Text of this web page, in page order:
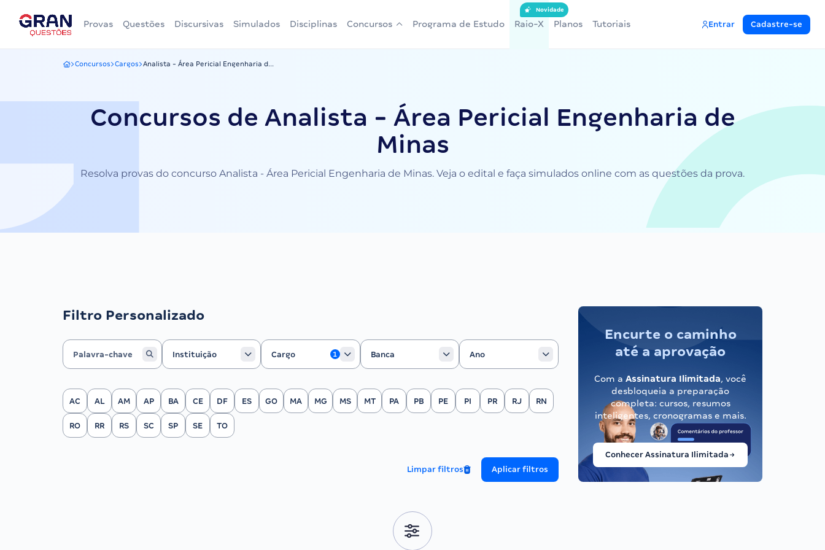
Provas Questões Discursivas Simulados Disciplinas Concursos Programa de Estudo Raio-X
Novidade
Planos Tutoriais Entrar Cadastre-se
Gran Questões
Concursos Cargos Analista - Área Pericial Engenharia d...
Concursos de Analista - Área Pericial Engenharia de
Minas
Resolva provas do concurso Analista - Área Pericial Engenharia de Minas. Veja o edital e faça simulados online com as questões da prova.
Filtro Personalizado
Instituição
Instituição
Cargo
Cargo
1
Banca
Banca
Ano
Ano
Filtrar por Estado
AC AL AM AP BA CE DF ES GO MA MG MS MT PA PB PE PI PR RJ RN
RO RR RS SC SP SE TO
Limpar filtros Aplicar filtros
Encurte o caminho
até a aprovação
Com a Assinatura Ilimitada, você
desbloqueia a preparação
completa: cursos, resumos
inteligentes, cronogramas e mais.
Conhecer Assinatura Ilimitada